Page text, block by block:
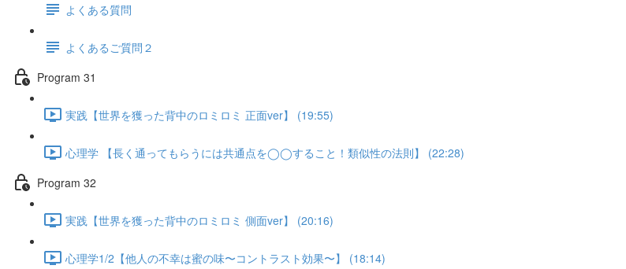
よくある質問
よくあるご質問２
Program 31
実践【世界を獲った背中のロミロミ 正面ver】 (19:55)
心理学 【長く通ってもらうには共通点を◯◯すること！類似性の法則】 (22:28)
Program 32
実践【世界を獲った背中のロミロミ 側面ver】 (20:16)
心理学1/2【他人の不幸は蜜の味〜コントラスト効果〜】 (18:14)